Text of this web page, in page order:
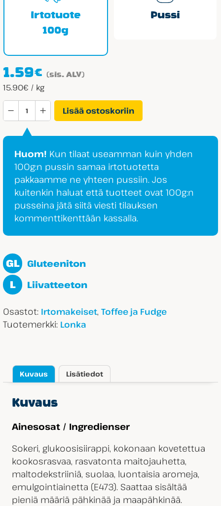
Irtotuote
100g
Pussi
1.59€ (sis. ALV)
15.90€ / kg
Lonka
Toffeelumipallo
määrä
Lisää ostoskoriin
Huom! Kun tilaat useamman kuin yhden
100g:n pussin samaa irtotuotetta
pakkaamme ne yhteen pussiin. Jos
kuitenkin haluat että tuotteet ovat 100g:n
pusseina jätä siitä viesti tilauksen
kommenttikenttään kassalla.
GL Gluteeniton
L Liivatteeton
Osastot: Irtomakeiset, Toffee ja Fudge
Tuotemerkki: Lonka
Kuvaus Lisätiedot
Kuvaus
Ainesosat / Ingredienser
Sokeri, glukoosisiirappi, kokonaan kovetettua
kookosrasvaa, rasvatonta maitojauhetta,
maltodekstriiniä, suolaa, luontaisia aromeja,
emulgointiainetta (E473). Saattaa sisältää
pieniä määriä pähkinää ja maapähkinää.